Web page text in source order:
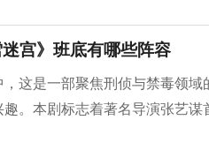
宫》班底有哪些阵容
，这是一部聚焦刑侦与禁毒领
。本剧标志着著名导演张艺谋